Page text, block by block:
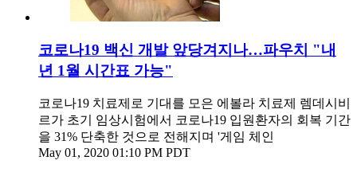
코로나19 백신 개발 앞당겨지나…파우치 "내
년 1월 시간표 가능"
코로나19 치료제로 기대를 모은 에볼라 치료제 렘데시비
르가 초기 임상시험에서 코로나19 입원환자의 회복 기간
을 31% 단축한 것으로 전해지며 '게임 체인
May 01, 2020 01:10 PM PDT